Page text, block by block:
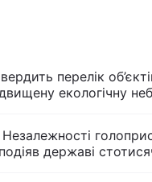
перелік
екологічну
державі